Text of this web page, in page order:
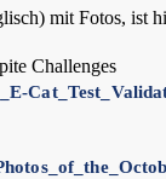
mit Fotos, ist
Challenges